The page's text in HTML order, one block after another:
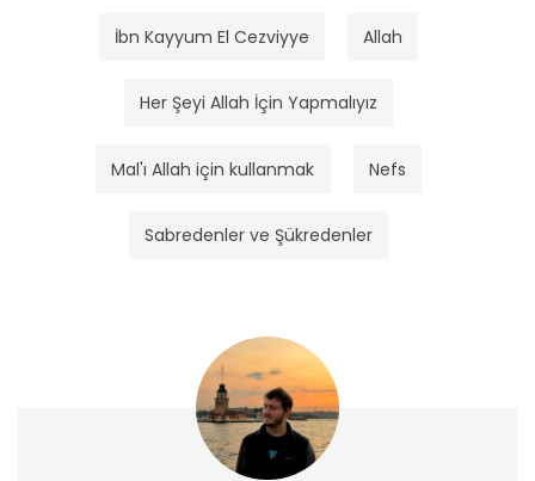
İbn Kayyum El Cezviyye Allah
Her Şeyi Allah İçin Yapmalıyız
Mal'ı Allah için kullanmak Nefs
Sabredenler ve Şükredenler